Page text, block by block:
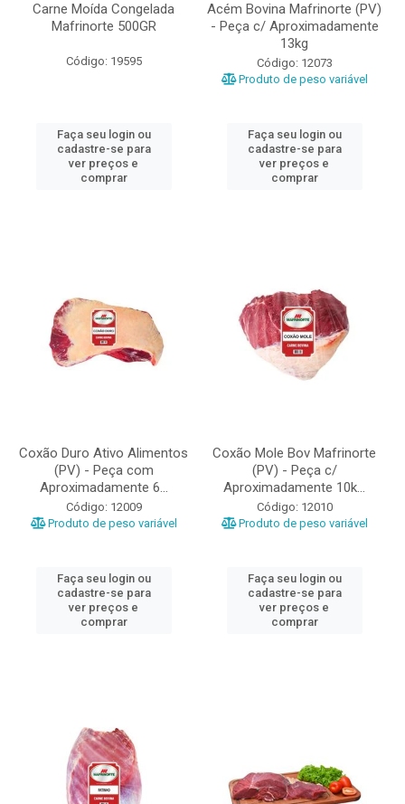
Carne Moída Congelada
Mafrinorte 500GR
Código: 19595
Faça seu login ou
cadastre-se para
ver preços e
comprar
Acém Bovina Mafrinorte (PV)
- Peça c/ Aproximadamente
13kg
Código: 12073
Produto de peso variável
Faça seu login ou
cadastre-se para
ver preços e
comprar
Coxão Duro Ativo Alimentos
(PV) - Peça com
Aproximadamente 6...
Código: 12009
Produto de peso variável
Faça seu login ou
cadastre-se para
ver preços e
comprar
Coxão Mole Bov Mafrinorte
(PV) - Peça c/
Aproximadamente 10k...
Código: 12010
Produto de peso variável
Faça seu login ou
cadastre-se para
ver preços e
comprar